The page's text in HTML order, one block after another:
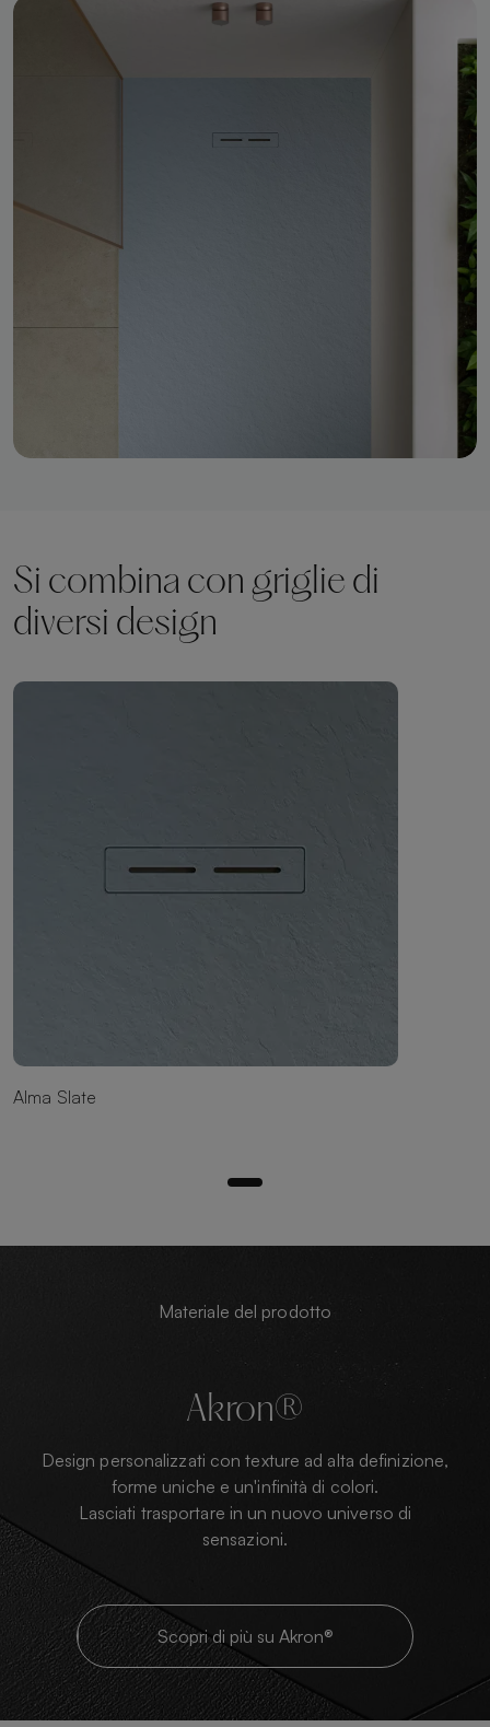
Si combina con griglie di
diversi design
Alma Slate
Materiale del prodotto
Akron®
Design personalizzati con texture ad alta definizione,
forme uniche e un'infinità di colori.
Lasciati trasportare in un nuovo universo di
sensazioni.
Scopri di più su Akron®